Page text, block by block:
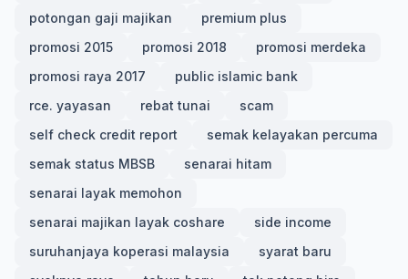
potongan gaji majikan
premium plus
promosi 2015
promosi 2018
promosi merdeka
promosi raya 2017
public islamic bank
rce. yayasan
rebat tunai
scam
self check credit report
semak kelayakan percuma
semak status MBSB
senarai hitam
senarai layak memohon
senarai majikan layak coshare
side income
suruhanjaya koperasi malaysia
syarat baru